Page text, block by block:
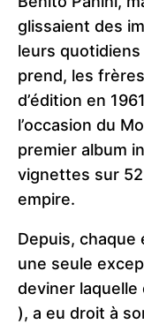
glissaient des
leurs quotidiens
prend, les
d’édition en
l’occasion du
premier album
vignettes sur 52
empire.
Depuis, chaque
une seule
deviner
), a eu droit à